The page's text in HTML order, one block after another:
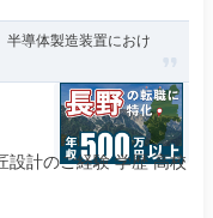
導体製造装置におけ
設計のご経験 学歴 高校